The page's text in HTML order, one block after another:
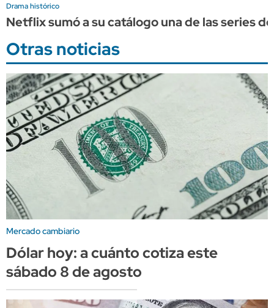
Drama histórico
Netflix sumó a su catálogo una de las series
Otras noticias
Mercado cambiario
Dólar hoy: a cuánto cotiza este
sábado 8 de agosto